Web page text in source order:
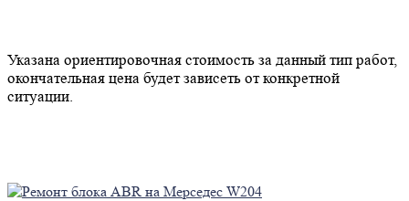
Указана ориентировочная стоимость за данный тип работ,
окончательная цена будет зависеть от конкретной
ситуации.